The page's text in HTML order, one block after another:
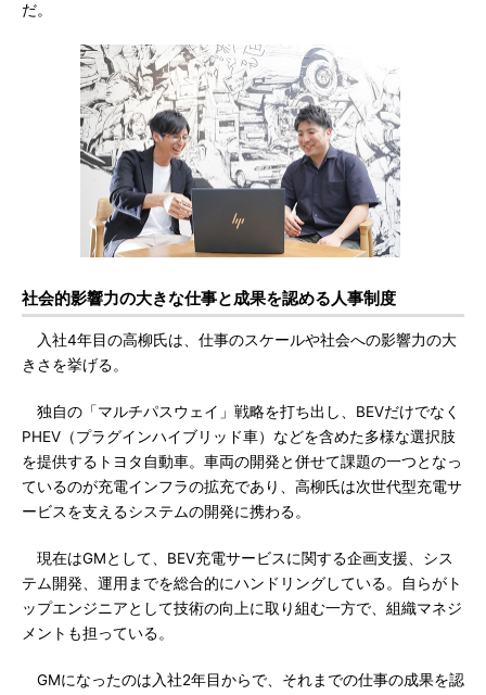
だ。
社会的影響力の大きな仕事と成果を認める人事制度
入社4年目の高柳氏は、仕事のスケールや社会への影響力の大
きさを挙げる。
独自の「マルチパスウェイ」戦略を打ち出し、BEVだけでなく
PHEV（プラグインハイブリッド車）などを含めた多様な選択肢
を提供するトヨタ自動車。車両の開発と併せて課題の一つとなっ
ているのが充電インフラの拡充であり、高柳氏は次世代型充電サ
ービスを支えるシステムの開発に携わる。
現在はGMとして、BEV充電サービスに関する企画支援、シス
テム開発、運用までを総合的にハンドリングしている。自らがト
ップエンジニアとして技術の向上に取り組む一方で、組織マネジ
メントも担っている。
GMになったのは入社2年目からで、それまでの仕事の成果を認